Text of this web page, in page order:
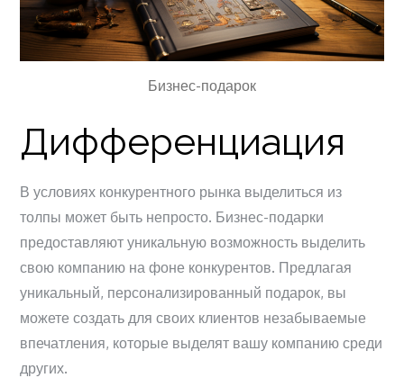
Бизнес-подарок
Дифференциация
В условиях конкурентного рынка выделиться из
толпы может быть непросто. Бизнес-подарки
предоставляют уникальную возможность выделить
свою компанию на фоне конкурентов. Предлагая
уникальный, персонализированный подарок, вы
можете создать для своих клиентов незабываемые
впечатления, которые выделят вашу компанию среди
других.